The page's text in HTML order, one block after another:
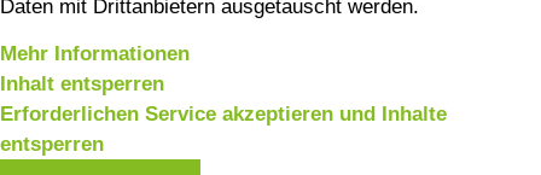
Daten mit Drittanbietern ausgetauscht werden.
Mehr Informationen
Inhalt entsperren
Erforderlichen Service akzeptieren und Inhalte
entsperren